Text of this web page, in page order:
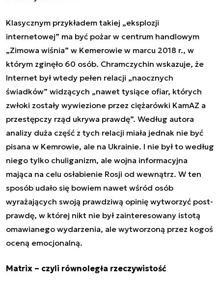
Klasycznym przykładem takiej „eksplozji
internetowej” ma być pożar w centrum handlowym
„Zimowa wiśnia” w Kemerowie w marcu 2018 r., w
którym zginęło 60 osób. Chramczychin wskazuje, że
Internet był wtedy pełen relacji „naocznych
świadków” widzących „nawet tysiące ofiar, których
zwłoki zostały wywiezione przez ciężarówki KamAZ a
przestępczy rząd ukrywa prawdę”. Według autora
analizy duża część z tych relacji miała jednak nie być
pisana w Kemrowie, ale na Ukrainie. I nie był to według
niego tylko chuliganizm, ale wojna informacyjna
mająca na celu osłabienie Rosji od wewnątrz. W ten
sposób udało się bowiem nawet wśród osób
wyrażających swoją prawdziwą opinię wytworzyć post-
prawdę, w której nikt nie był zainteresowany istotą
omawianego wydarzenia, ale wytworzoną przez kogoś
oceną emocjonalną.
Matrix – czyli równoległa rzeczywistość